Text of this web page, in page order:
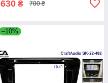
630 ₴ 700 ₴
–10%